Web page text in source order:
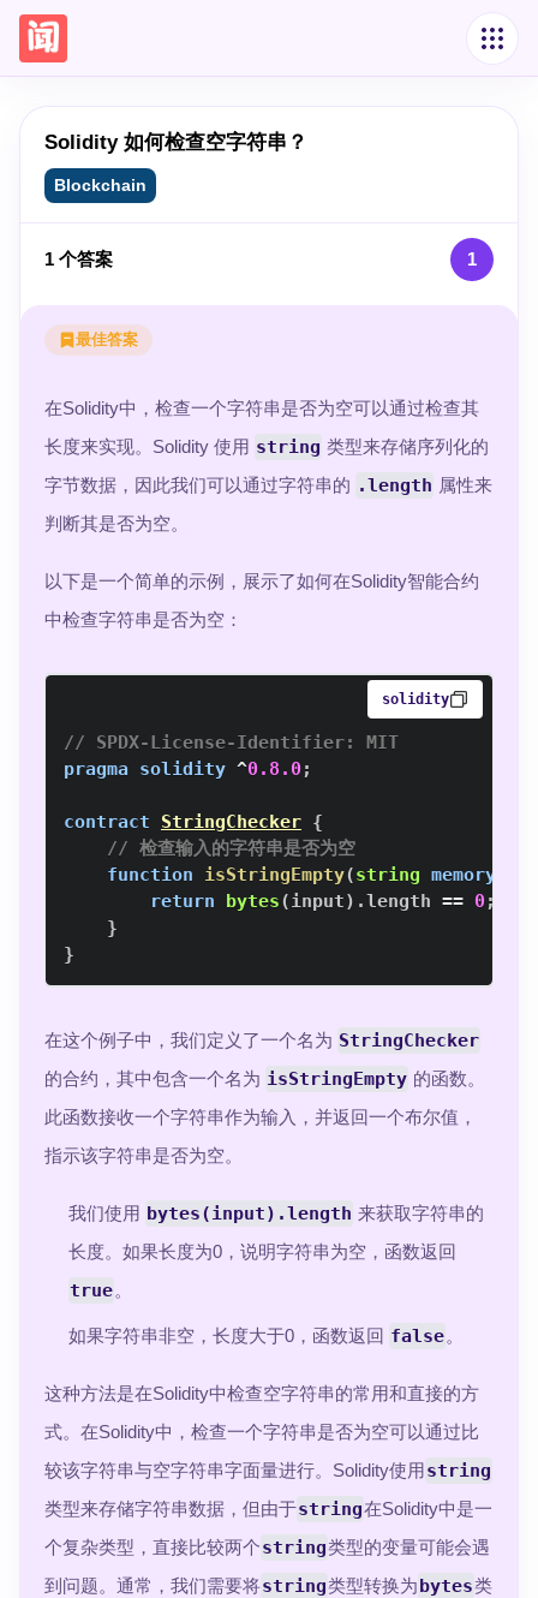
Solidity 如何检查空字符串？
Blockchain
1 个答案 1
最佳答案
在Solidity中，检查一个字符串是否为空可以通过检查其
长度来实现。Solidity 使用 string 类型来存储序列化的
字节数据，因此我们可以通过字符串的 .length 属性来
判断其是否为空。
以下是一个简单的示例，展示了如何在Solidity智能合约
中检查字符串是否为空：
solidity
// SPDX-License-Identifier: MIT
pragma
solidity ^0.8.0;
contract StringChecker {
// 检查输入的字符串是否为空
function
isStringEmpty(string memory
return
bytes(input) .length == 0;
}
}
在这个例子中，我们定义了一个名为 StringChecker
的合约，其中包含一个名为 isStringEmpty 的函数。
此函数接收一个字符串作为输入，并返回一个布尔值，
指示该字符串是否为空。
我们使用 bytes(input).length 来获取字符串的
长度。如果长度为0，说明字符串为空，函数返回
true。
如果字符串非空，长度大于0，函数返回 false。
这种方法是在Solidity中检查空字符串的常用和直接的方
式。在Solidity中，检查一个字符串是否为空可以通过比
较该字符串与空字符串字面量进行。Solidity使用 string
类型来存储字符串数据，但由于string在Solidity中是一
个复杂类型，直接比较两个string类型的变量可能会遇
到问题。通常，我们需要将string类型转换为bytes类